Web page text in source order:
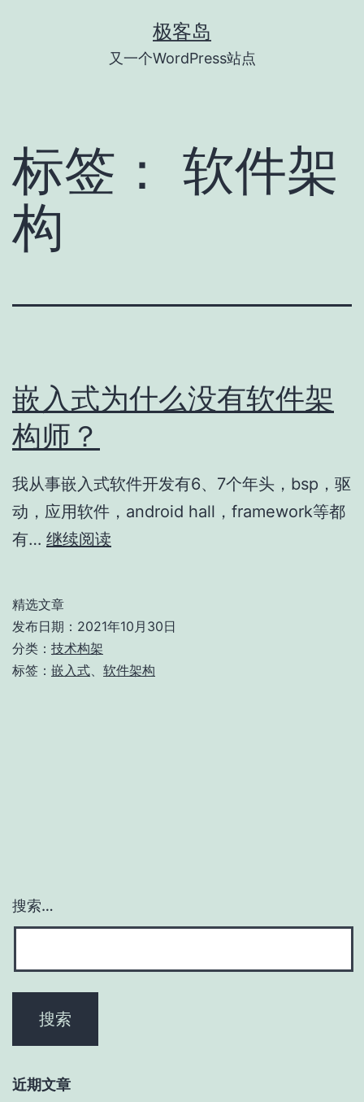
极客岛
又一个WordPress站点
标签： 软件架
构
嵌入式为什么没有软件架
构师？
我从事嵌入式软件开发有6、7个年头，bsp，驱
动，应用软件，android hall，framework等都
有… 继续阅读
为
么
精选文章
发布日期： 2021年10月30日
分类： 技术构架
标签： 嵌入式、 软件架构
搜索…
近期文章